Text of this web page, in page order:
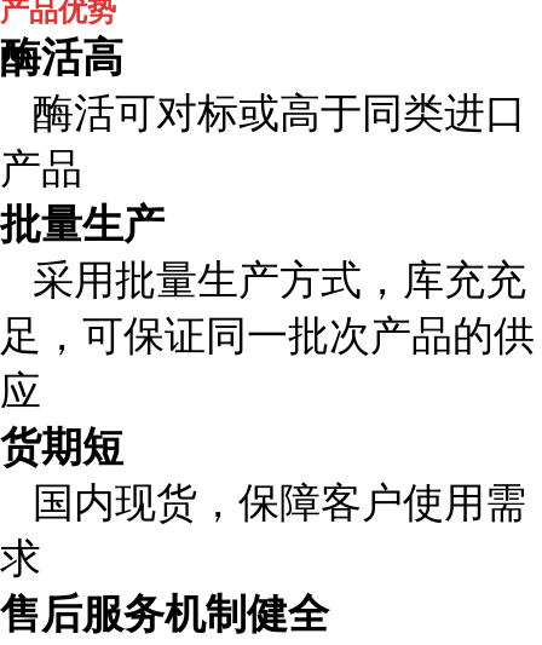
产品优势
酶活高
酶活可对标或高于同类进口
产品
批量生产
采用批量生产方式，库充充
足，可保证同一批次产品的供
应
货期短
国内现货，保障客户使用需
求
售后服务机制健全